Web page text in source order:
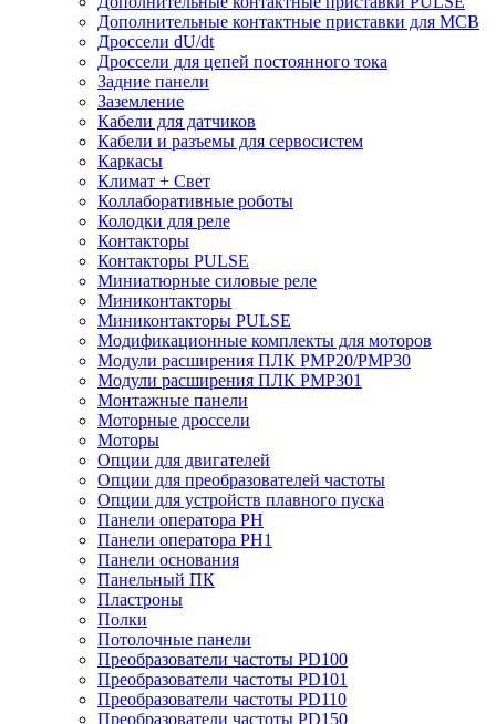
Дополнительные контактные приставки для MCB
Дроссели dU/dt
Дроссели для цепей постоянного тока
Задние панели
Заземление
Кабели для датчиков
Кабели и разъемы для сервосистем
Каркасы
Климат + Свет
Коллаборативные роботы
Колодки для реле
Контакторы
Контакторы PULSE
Миниатюрные силовые реле
Миниконтакторы
Миниконтакторы PULSE
Модификационные комплекты для моторов
Модули расширения ПЛК PMP20/PMP30
Модули расширения ПЛК PMP301
Монтажные панели
Моторные дроссели
Моторы
Опции для двигателей
Опции для преобразователей частоты
Опции для устройств плавного пуска
Панели оператора PH
Панели оператора PH1
Панели основания
Панельный ПК
Пластроны
Полки
Потолочные панели
Преобразователи частоты PD100
Преобразователи частоты PD101
Преобразователи частоты PD110
Преобразователи частоты PD150